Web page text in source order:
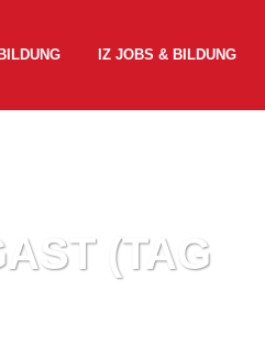
IZ JOBS & BILDUNG
(TAG